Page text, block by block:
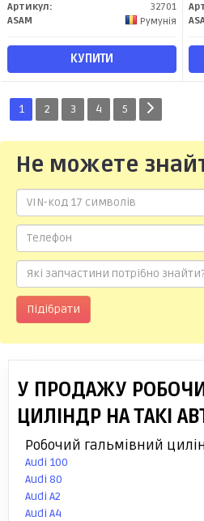
Артикул:
32701
ASAM
Румунія
КУПИТИ
1 2 3 4 5
Не можете
Підібрати
У ПРОДАЖУ
ЦИЛІНДР НА ТАКІ
Робочий гальмівний
Audi 100
Audi 80
Audi A2
Audi A4